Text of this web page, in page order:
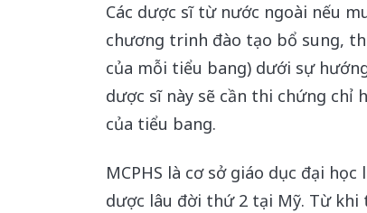
Các dược sĩ từ nước ngoài nếu
chương trinh đào tạo bổ sung,
của mỗi tiểu bang) dưới sự
dược sĩ này sẽ cần thi chứng chỉ
của tiểu bang.
MCPHS là cơ sở giáo dục đại
dược lâu đời thứ 2 tại Mỹ. Từ